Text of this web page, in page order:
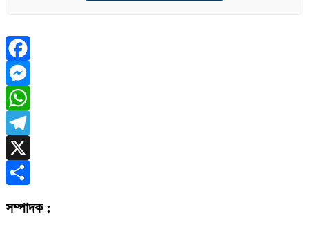
Facebook
Messenger
WhatsApp
Telegram
X
সম্পাদক :